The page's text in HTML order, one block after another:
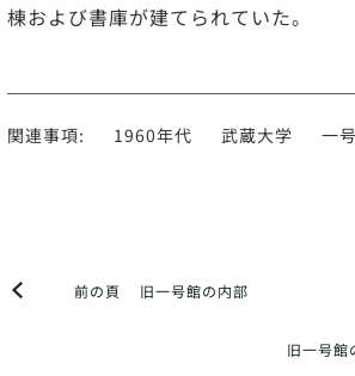
棟および書庫が建てられていた。
関連事項: 1960年代 武蔵大学 一
前の頁 旧一号館の内部
旧一号館